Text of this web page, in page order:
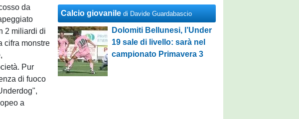
da
2 miliardi di
cifra monstre
Pur
di fuoco
a
Calcio giovanile di Davide Guardabascio
Dolomiti Bellunesi, l’Under
19 sale di livello: sarà nel
campionato Primavera 3